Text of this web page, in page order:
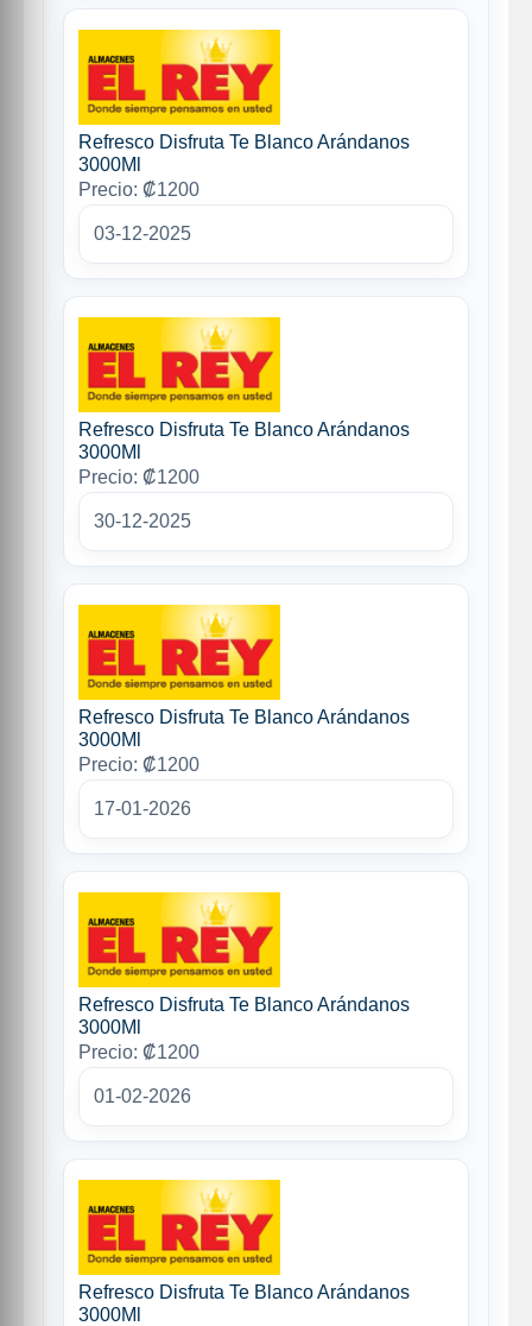
Refresco Disfruta Te Blanco Arándanos
3000Ml
Precio: ₡1200
03-12-2025
Refresco Disfruta Te Blanco Arándanos
3000Ml
Precio: ₡1200
30-12-2025
Refresco Disfruta Te Blanco Arándanos
3000Ml
Precio: ₡1200
17-01-2026
Refresco Disfruta Te Blanco Arándanos
3000Ml
Precio: ₡1200
01-02-2026
Refresco Disfruta Te Blanco Arándanos
3000Ml